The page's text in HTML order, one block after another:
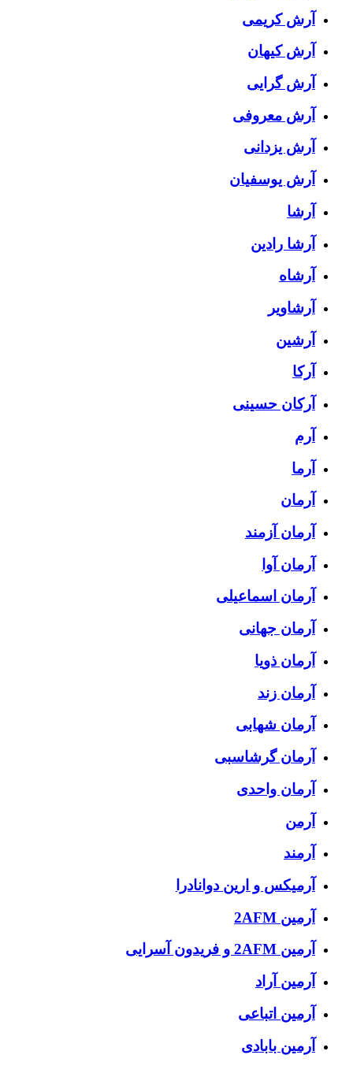
آرش کریمی
آرش کیهان
آرش گرایی
آرش معروفی
آرش یزدانی
آرش یوسفیان
آرشا
آرشا رادین
آرشاه
آرشاویر
آرشین
آرکا
آرکان حسینی
آرم
آرما
آرمان
آرمان آزمند
آرمان آوا
آرمان اسماعیلی
آرمان جهانی
آرمان ذویا
آرمان زند
آرمان شهابی
آرمان گرشاسبی
آرمان واحدی
آرمن
آرمند
آرمیکس و ارین دوانادرا
آرمین 2AFM
آرمین 2AFM و فریدون آسرایی
آرمین آراد
آرمین اتباعی
آرمین بابادی